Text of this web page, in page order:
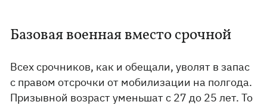
Базовая военная вместо срочной
Всех срочников, как и обещали, уволят в запас
с правом отсрочки от мобилизации на полгода.
Призывной возраст уменьшат с 27 до 25 лет. То